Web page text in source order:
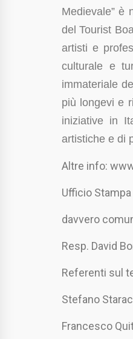
Medievale” è
del Tourist
artisti e
culturale e
immateriale
più longevi e
iniziative in
artistiche e di
Altre info:
Ufficio
davvero
Resp. David
Referenti sul
Stefano
Francesco